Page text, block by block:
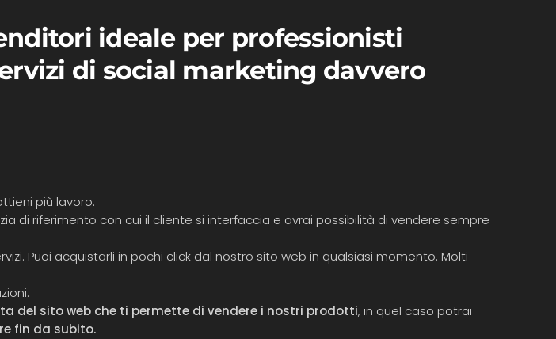
ideale per professionisti
di social marketing davvero
più lavoro.
di riferimento con cui il cliente si interfaccia e avrai possibilità di vendere sempre
Puoi acquistarli in pochi click dal nostro sito web in qualsiasi momento. Molti
del sito web che ti permette di vendere i nostri prodotti, in quel caso potrai
fin da subito.